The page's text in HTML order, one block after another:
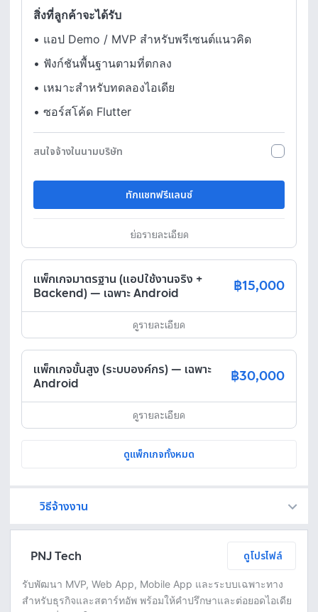
สิ่งที่ลูกค้าจะได้รับ
• แอป Demo / MVP สำหรับพรีเซนต์แนวคิด
• ฟังก์ชันพื้นฐานตามที่ตกลง
• เหมาะสำหรับทดลองไอเดีย
• ซอร์สโค้ด Flutter
สนใจจ้างในนามบริษัท
ทักแชทฟรีแลนซ์
ย่อรายละเอียด
แพ็กเกจมาตรฐาน (แอปใช้งานจริง +
Backend) — เฉพาะ Android
฿15,000
ดูรายละเอียด
แพ็กเกจขั้นสูง (ระบบองค์กร) — เฉพาะ
Android
฿30,000
ดูรายละเอียด
ดูแพ็กเกจทั้งหมด
วิธีจ้างงาน
PNJ Tech ดูโปรไฟล์
รับพัฒนา MVP, Web App, Mobile App และระบบเฉพาะทาง
สำหรับธุรกิจและสตาร์ทอัพ พร้อมให้คำปรึกษาและต่อยอดไอเดีย